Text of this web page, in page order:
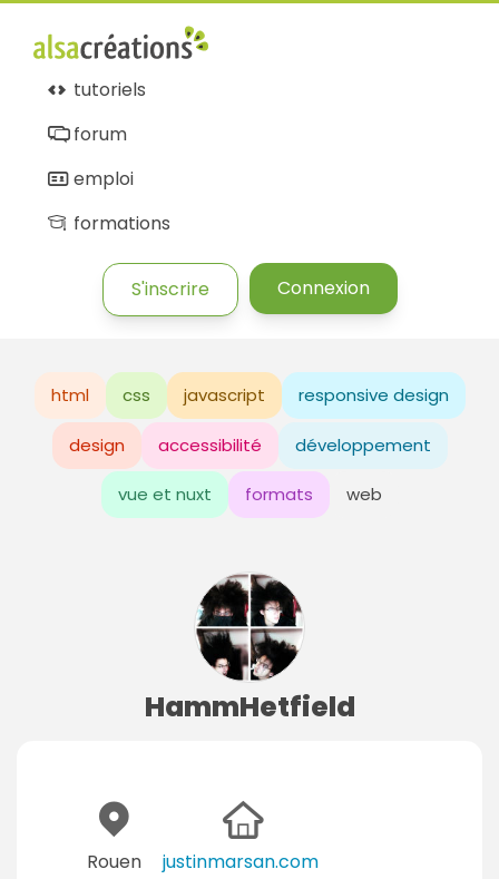
tutoriels
forum
emploi
formations
S'inscrire Connexion
html css javascript responsive design
design accessibilité développement
vue et nuxt formats web
HammHetfield
Rouen justinmarsan.com